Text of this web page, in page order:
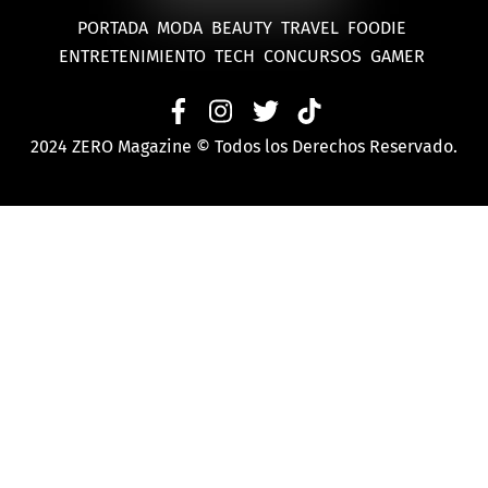
PORTADA MODA BEAUTY TRAVEL FOODIE
ENTRETENIMIENTO TECH CONCURSOS GAMER
2024 ZERO Magazine © Todos los Derechos Reservado.